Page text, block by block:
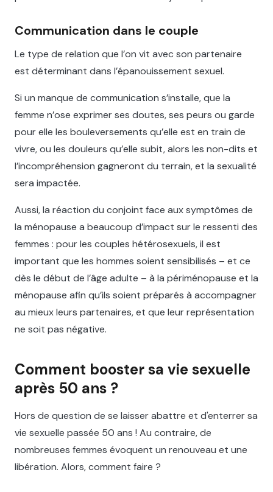
Communication dans le couple
Le type de relation que l’on vit avec son partenaire
est déterminant dans l’épanouissement sexuel.
Si un manque de communication s’installe, que la
femme n’ose exprimer ses doutes, ses peurs ou garde
pour elle les bouleversements qu’elle est en train de
vivre, ou les douleurs qu’elle subit, alors les non-dits et
l’incompréhension gagneront du terrain, et la sexualité
sera impactée.
Aussi, la réaction du conjoint face aux symptômes de
la ménopause a beaucoup d’impact sur le ressenti des
femmes : pour les couples hétérosexuels, il est
important que les hommes soient sensibilisés – et ce
dès le début de l’âge adulte – à la périménopause et la
ménopause afin qu’ils soient préparés à accompagner
au mieux leurs partenaires, et que leur représentation
ne soit pas négative.
Comment booster sa vie sexuelle
après 50 ans ?
Hors de question de se laisser abattre et d'enterrer sa
vie sexuelle passée 50 ans ! Au contraire, de
nombreuses femmes évoquent un renouveau et une
libération. Alors, comment faire ?